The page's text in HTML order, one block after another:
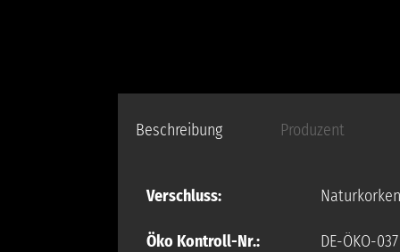
Beschreibung Produzent
Verschluss: Naturkorken
Öko Kontroll-Nr.: DE-ÖKO-037